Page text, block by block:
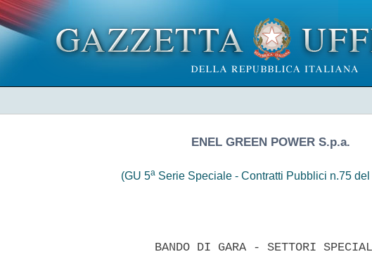
ENEL GREEN POWER S.p.a.
(GU 5aSerie Speciale - Contratti Pubblici n.75 del
BANDO DI GARA - SETTORI